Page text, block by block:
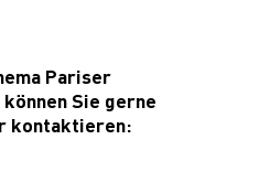
Pariser
Sie gerne
kontaktieren: